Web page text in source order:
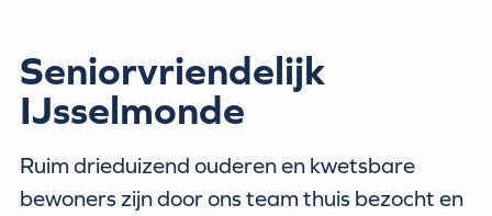
Seniorvriendelijk
IJsselmonde
Ruim drieduizend ouderen en kwetsbare
bewoners zijn door ons team thuis bezocht en